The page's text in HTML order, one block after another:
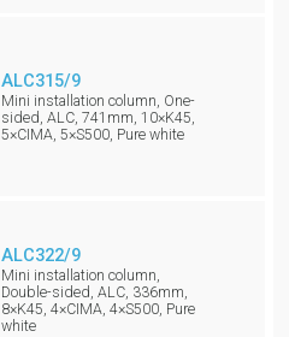
ALC315/9
Mini installation column, One-
sided, ALC, 741mm, 10×K45,
5×CIMA, 5×S500, Pure white
ALC322/9
Mini installation column,
Double-sided, ALC, 336mm,
8×K45, 4×CIMA, 4×S500, Pure
white